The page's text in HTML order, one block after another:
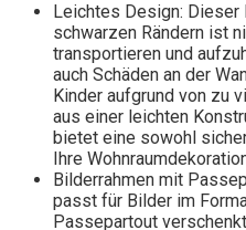
Leichtes Design:
schwarzen Rändern ist
transportieren und
auch Schäden an der
Kinder aufgrund von zu
aus einer leichten
bietet eine sowohl
Ihre
Bilderrahmen mit
passt für Bilder im
Passepartout